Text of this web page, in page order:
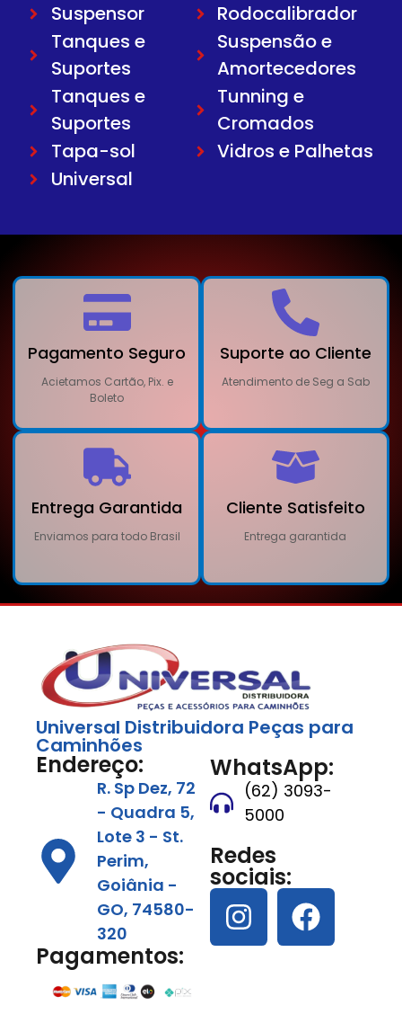
Suspensor
Tanques e
Suportes
Tanques e
Suportes
Tapa-sol
Universal
Rodocalibrador
Suspensão e
Amortecedores
Tunning e
Cromados
Vidros e Palhetas
Pagamento Seguro
Acietamos Cartão, Pix. e
Boleto
Suporte ao Cliente
Atendimento de Seg a Sab
Entrega Garantida
Enviamos para todo Brasil
Cliente Satisfeito
Entrega garantida
Universal Distribuidora Peças para
Caminhões
Endereço:
R. Sp Dez, 72
- Quadra 5,
Lote 3 - St.
Perim,
Goiânia -
GO, 74580-
320
Pagamentos:
WhatsApp:
(62) 3093-
5000
Redes
sociais: